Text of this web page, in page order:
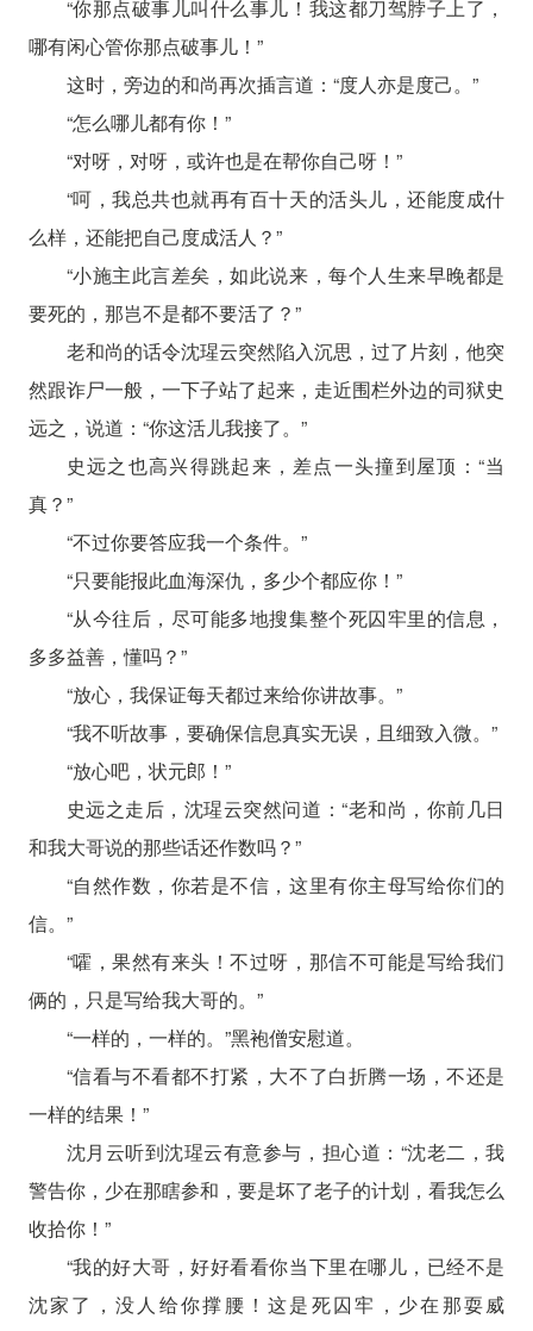
“你那点破事儿叫什么事儿！我这都刀驾脖子上了，
哪有闲心管你那点破事儿！”
这时，旁边的和尚再次插言道：“度人亦是度己。”
“怎么哪儿都有你！”
“对呀，对呀，或许也是在帮你自己呀！”
“呵，我总共也就再有百十天的活头儿，还能度成什
么样，还能把自己度成活人？”
“小施主此言差矣，如此说来，每个人生来早晚都是
要死的，那岂不是都不要活了？”
老和尚的话令沈瑆云突然陷入沉思，过了片刻，他突
然跟诈尸一般，一下子站了起来，走近围栏外边的司狱史
远之，说道：“你这活儿我接了。”
史远之也高兴得跳起来，差点一头撞到屋顶：“当
真？”
“不过你要答应我一个条件。”
“只要能报此血海深仇，多少个都应你！”
“从今往后，尽可能多地搜集整个死囚牢里的信息，
多多益善，懂吗？”
“放心，我保证每天都过来给你讲故事。”
“我不听故事，要确保信息真实无误，且细致入微。”
“放心吧，状元郎！”
史远之走后，沈瑆云突然问道：“老和尚，你前几日
和我大哥说的那些话还作数吗？”
“自然作数，你若是不信，这里有你主母写给你们的
信。”
“嚯，果然有来头！不过呀，那信不可能是写给我们
俩的，只是写给我大哥的。”
“一样的，一样的。”黑袍僧安慰道。
“信看与不看都不打紧，大不了白折腾一场，不还是
一样的结果！”
沈月云听到沈瑆云有意参与，担心道：“沈老二，我
警告你，少在那瞎参和，要是坏了老子的计划，看我怎么
收拾你！”
“我的好大哥，好好看看你当下里在哪儿，已经不是
沈家了，没人给你撑腰！这是死囚牢，少在那耍威